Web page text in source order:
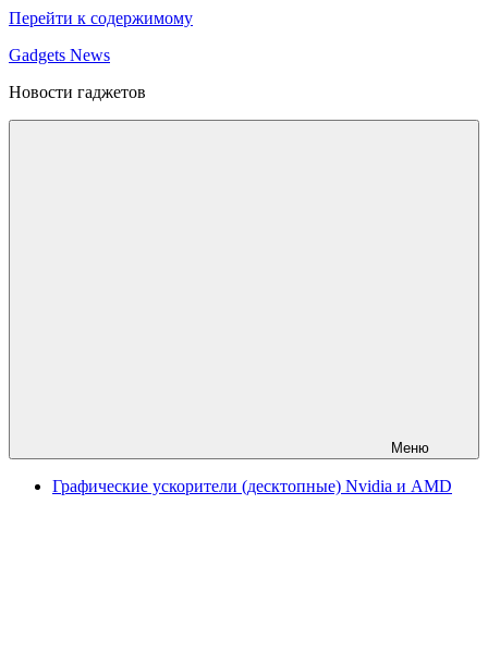
Перейти к содержимому
Gadgets News
Новости гаджетов
Меню
Графические ускорители (десктопные) Nvidia и AMD